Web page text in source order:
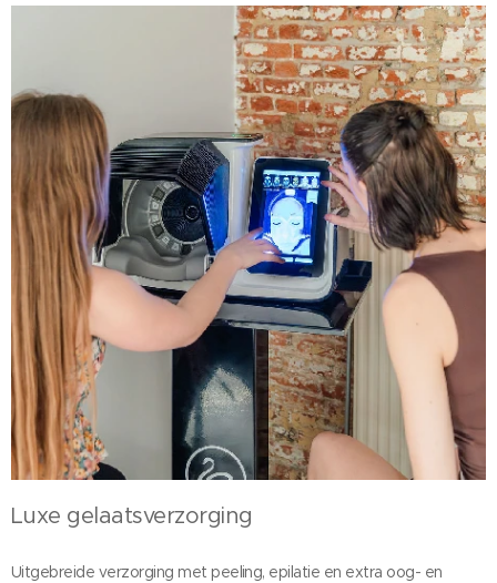
Luxe gelaatsverzorging
Uitgebreide verzorging met peeling, epilatie en extra oog- en